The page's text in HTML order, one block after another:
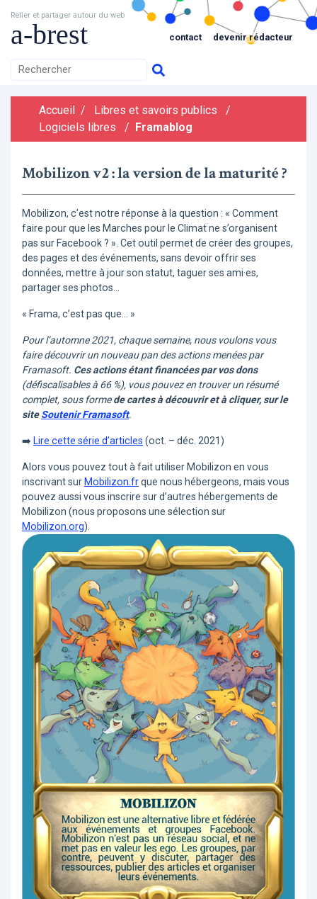
Relier et partager autour du web
a-brest contact devenir rédacteur
Accueil / Libres et savoirs publics
/
Logiciels libres
/ Framablog
Mobilizon v2 : la version de la maturité ?
Mobilizon, c’est notre réponse à la question : « Comment
faire pour que les Marches pour le Climat ne s’organisent
pas sur Facebook ? ». Cet outil permet de créer des groupes,
des pages et des événements, sans devoir offrir ses
données, mettre à jour son statut, taguer ses ami·es,
partager ses photos…
« Frama, c’est pas que… »
Pour l’automne 2021, chaque semaine, nous voulons vous
faire découvrir un nouveau pan des actions menées par
Framasoft. Ces actions étant financées par vos dons
(défiscalisables à 66 %), vous pouvez en trouver un résumé
complet, sous formede cartes à découvrir et à cliquer, sur le
siteSoutenir Framasoft.
➡️ Lire cette série d’articles (oct. – déc. 2021)
Alors vous pouvez tout à fait utiliser Mobilizon en vous
inscrivant sur Mobilizon.frque nous hébergeons, mais vous
pouvez aussi vous inscrire sur d’autres hébergements de
Mobilizon (nous proposons une sélection sur
Mobilizon.org).